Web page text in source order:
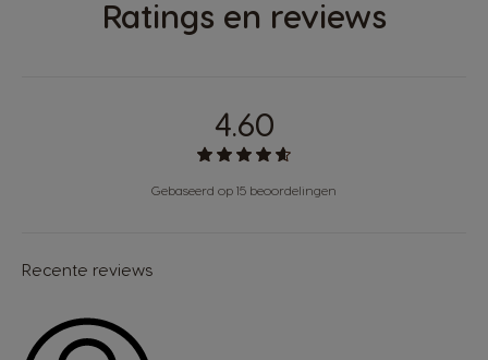
Ratings en reviews
4.60
Gebaseerd op 15 beoordelingen
Recente reviews